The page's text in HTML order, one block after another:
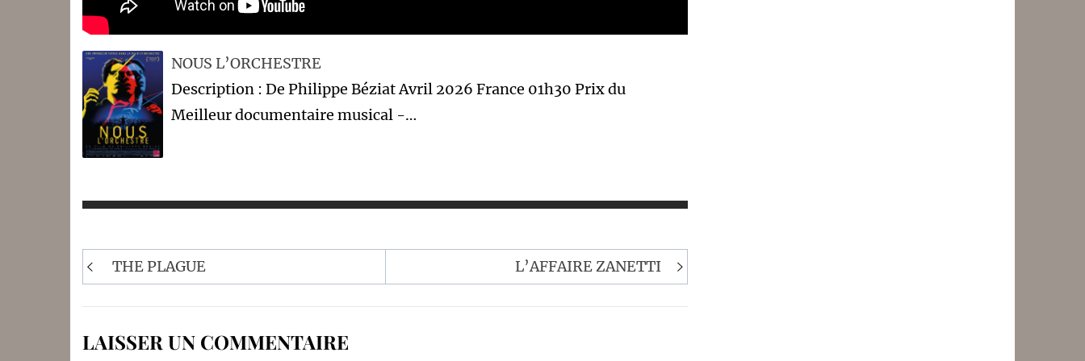
NOUS L’ORCHESTRE
Description : De Philippe Béziat Avril 2026 France 01h30 Prix du
Meilleur documentaire musical -…
Navigation
de
THE PLAGUE L’AFFAIRE ZANETTI
LAISSER UN COMMENTAIRE